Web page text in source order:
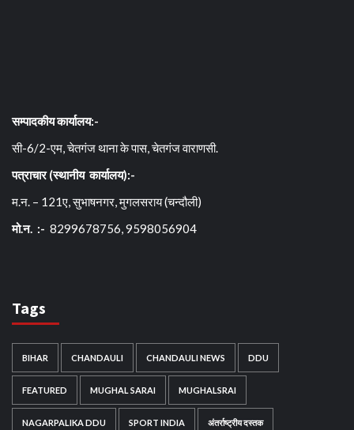
सम्पादकीय कार्यालय:-
सी-6/2-एम, चेतगंज थाना के पास, चेतगंज वाराणसी.
पत्राचार (स्थानीय कार्यालय):-
म.न. – 121ए, सुभाषनगर, मुगलसराय (चन्दौली)
मो.न. :- 8299678756, 9598056904
Tags
BIHAR CHANDAULI CHANDAULI NEWS DDU
FEATURED MUGHAL SARAI MUGHALSRAI
NAGARPALIKA DDU SPORT INDIA अंतर्राष्ट्रीय दस्तक